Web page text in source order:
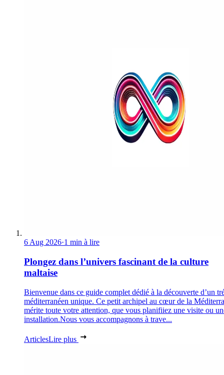
6 Aug 2026·1 min à lire
Plongez dans l’univers fascinant de la culture
maltaise
Bienvenue dans ce guide complet dédié à la découverte d’un
méditerranéen unique. Ce petit archipel au cœur de la
mérite toute votre attention, que vous planifiiez une visite ou
installation.Nous vous accompagnons à trave...
ArticlesLire plus